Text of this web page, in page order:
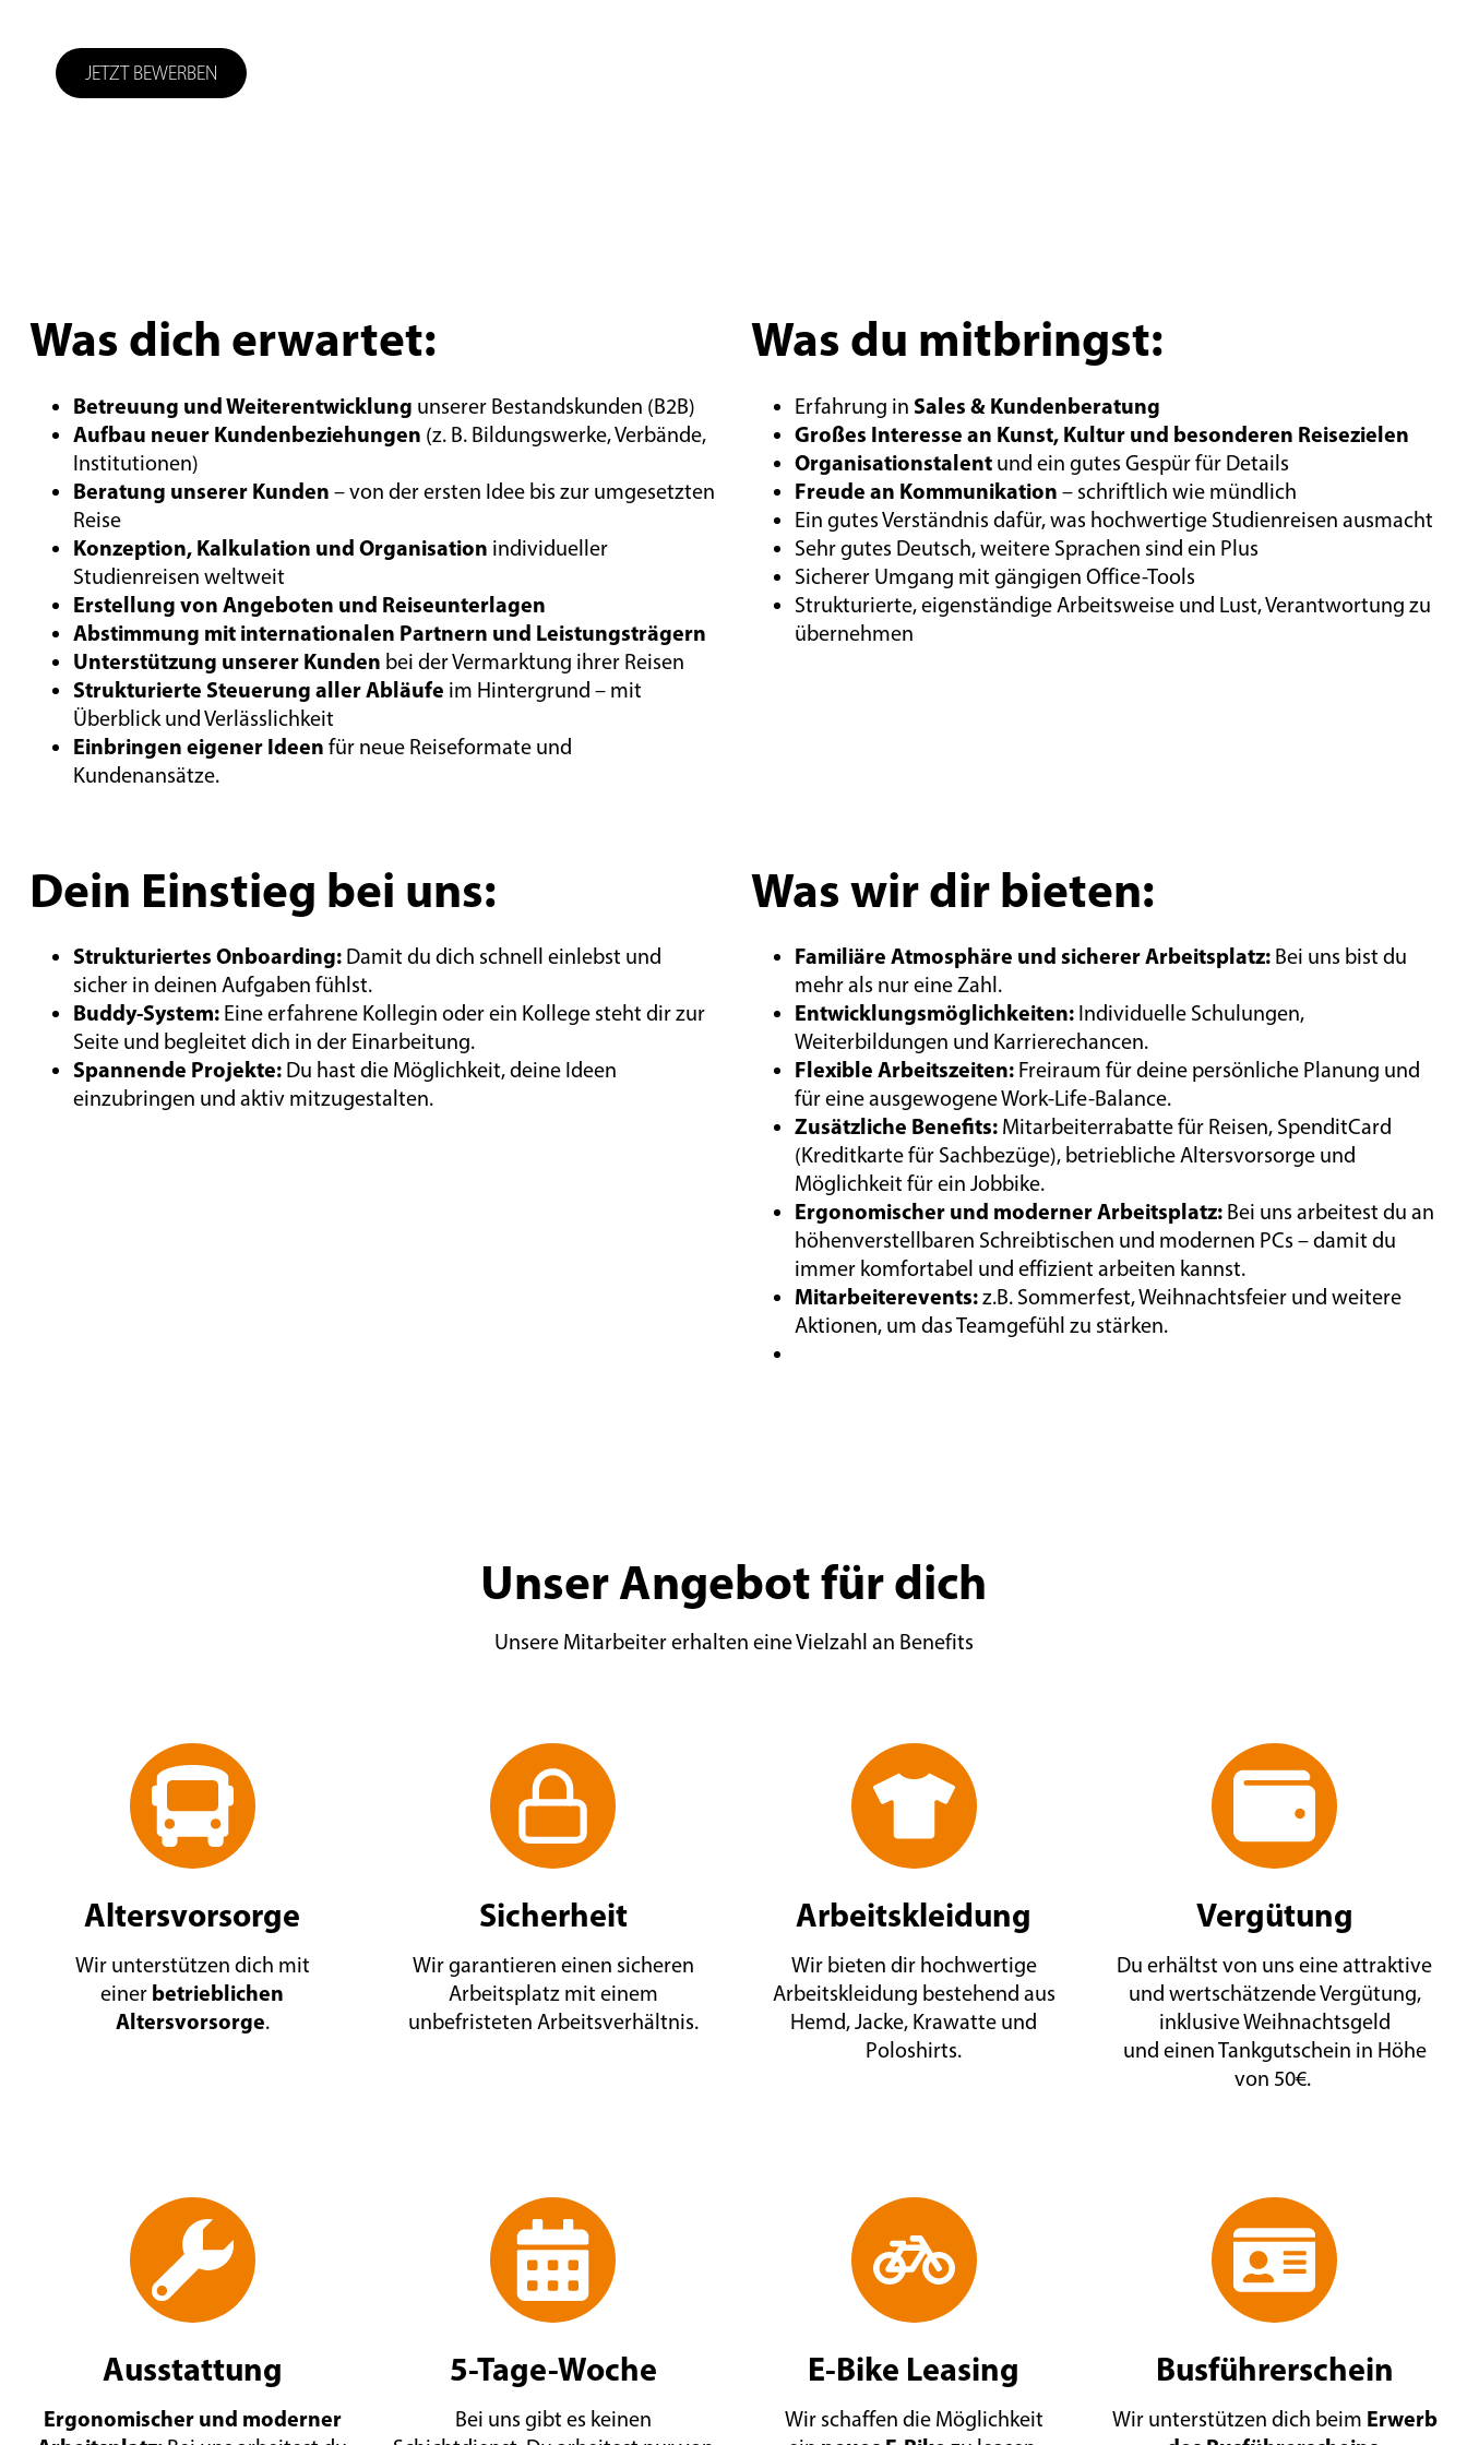
JETZT BEWERBEN
Was dich erwartet:
Betreuung und Weiterentwicklung unserer Bestandskunden (B2B)
Aufbau neuer Kundenbeziehungen (z. B. Bildungswerke, Verbände,
Institutionen)
Beratung unserer Kunden – von der ersten Idee bis zur umgesetzten
Reise
Konzeption, Kalkulation und Organisation individueller
Studienreisen weltweit
Erstellung von Angeboten und Reiseunterlagen
Abstimmung mit internationalen Partnern und Leistungsträgern
Unterstützung unserer Kunden bei der Vermarktung ihrer Reisen
Strukturierte Steuerung aller Abläufe im Hintergrund – mit
Überblick und Verlässlichkeit
Einbringen eigener Ideen für neue Reiseformate und
Kundenansätze.
Was du mitbringst:
Erfahrung in Sales & Kundenberatung
Großes Interesse an Kunst, Kultur und besonderen Reisezielen
Organisationstalent und ein gutes Gespür für Details
Freude an Kommunikation – schriftlich wie mündlich
Ein gutes Verständnis dafür, was hochwertige Studienreisen ausmacht
Sehr gutes Deutsch, weitere Sprachen sind ein Plus
Sicherer Umgang mit gängigen Office-Tools
Strukturierte, eigenständige Arbeitsweise und Lust, Verantwortung zu
übernehmen
Dein Einstieg bei uns:
Strukturiertes Onboarding: Damit du dich schnell einlebst und
sicher in deinen Aufgaben fühlst.
Buddy-System: Eine erfahrene Kollegin oder ein Kollege steht dir zur
Seite und begleitet dich in der Einarbeitung.
Spannende Projekte: Du hast die Möglichkeit, deine Ideen
einzubringen und aktiv mitzugestalten.
Was wir dir bieten:
Familiäre Atmosphäre und sicherer Arbeitsplatz: Bei uns bist du
mehr als nur eine Zahl.
Entwicklungsmöglichkeiten: Individuelle Schulungen,
Weiterbildungen und Karrierechancen.
Flexible Arbeitszeiten: Freiraum für deine persönliche Planung und
für eine ausgewogene Work-Life-Balance.
Zusätzliche Benefits: Mitarbeiterrabatte für Reisen, SpenditCard
(Kreditkarte für Sachbezüge), betriebliche Altersvorsorge und
Möglichkeit für ein Jobbike.
Ergonomischer und moderner Arbeitsplatz: Bei uns arbeitest du an
höhenverstellbaren Schreibtischen und modernen PCs – damit du
immer komfortabel und effizient arbeiten kannst.
Mitarbeiterevents:z.B. Sommerfest, Weihnachtsfeier und weitere
Aktionen, um das Teamgefühl zu stärken.
Unser Angebot für dich
Unsere Mitarbeiter erhalten eine Vielzahl an Benefits
Altersvorsorge
Wir unterstützen dich mit
einer betrieblichen
Altersvorsorge.
Sicherheit
Wir garantieren einen sicheren
Arbeitsplatz mit einem
unbefristeten Arbeitsverhältnis.
Arbeitskleidung
Wir bieten dir hochwertige
Arbeitskleidung bestehend aus
Hemd, Jacke, Krawatte und
Poloshirts.
Vergütung
Du erhältst von uns eine attraktive
und wertschätzende Vergütung,
inklusive Weihnachtsgeld
und einen Tankgutschein in Höhe
von 50€.
Ausstattung
Ergonomischer und moderner
5-Tage-Woche
Bei uns gibt es keinen
E-Bike Leasing
Wir schaffen die Möglichkeit
Busführerschein
Wir unterstützen dich beim Erwerb